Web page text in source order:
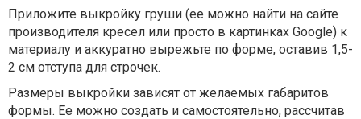
Приложите выкройку груши (ее можно найти на сайте
производителя кресел или просто в картинках Google) к
материалу и аккуратно вырежьте по форме, оставив 1,5-
2 см отступа для строчек.
Размеры выкройки зависят от желаемых габаритов
формы. Ее можно создать и самостоятельно, рассчитав